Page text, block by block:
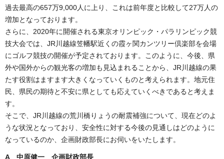
過去最高の657万9,000人に上り、これは前年度と比較して27万人の
増加となっております。
さらに、2020年に開催される東京オリンピック・パラリンピック競
技大会では、JR川越線笠幡駅近くの霞ヶ関カンツリー倶楽部を会場
にゴルフ競技の開催が予定されております。このように、今後、県
外や国外からの観光客の増加も見込まれることから、JR川越線の果
たす役割はますます大きくなっていくものと考えられます。地元住
民、県民の期待と不安に県としても応えていくべきであると考えま
す。
そこで、JR川越線の荒川橋りょうの耐震補強について、現在どのよ
うな状況となっており、安全性に対する今後の見通しはどのように
なっているのか、企画財政部長にお伺いをいたします。
A 中原健一 企画財政部長